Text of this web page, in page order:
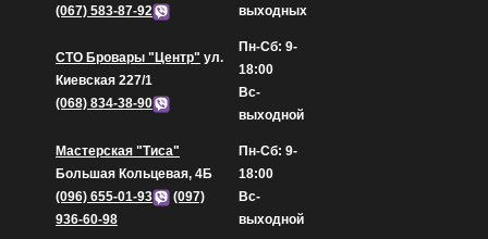
(067) 583-87-92
выходных
СТО Бровары "Центр" ул.
Киевская 227/1
(068) 834-38-90
Пн-Сб: 9-
18:00
Вс-
выходной
Мастерская "Тиса"
Большая Кольцевая, 4Б
(096) 655-01-93
(097)
936-60-98
Пн-Сб: 9-
18:00
Вс-
выходной